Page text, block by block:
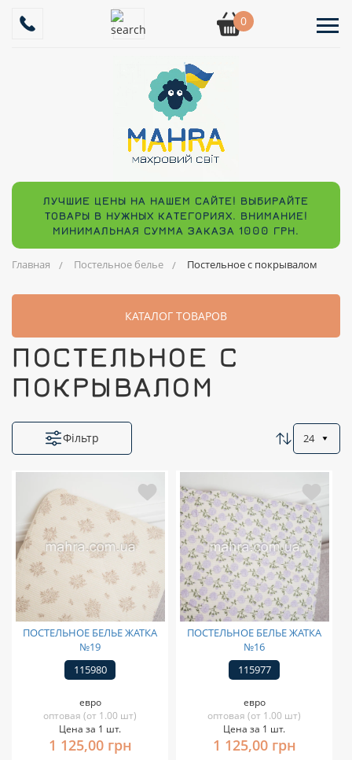
0
ЛУЧШИЕ ЦЕНЫ НА НАШЕМ САЙТЕ! ВЫБИРАЙТЕ
ТОВАРЫ В НУЖНЫХ КАТЕГОРИЯХ. ВНИМАНИЕ!
МИНИМАЛЬНАЯ СУММА ЗАКАЗА 1000 ГРН.
Главная Постельное белье Постельное с покрывалом
КАТАЛОГ ТОВАРОВ
ПОСТЕЛЬНОЕ С
ПОКРЫВАЛОМ
Фільтр 24
ПОСТЕЛЬНОЕ БЕЛЬЕ ЖАТКА
№19
115980
евро
оптовая (от 1.00 шт)
Цена за 1 шт.
1 125,00 грн
ПОСТЕЛЬНОЕ БЕЛЬЕ ЖАТКА
№16
115977
евро
оптовая (от 1.00 шт)
Цена за 1 шт.
1 125,00 грн